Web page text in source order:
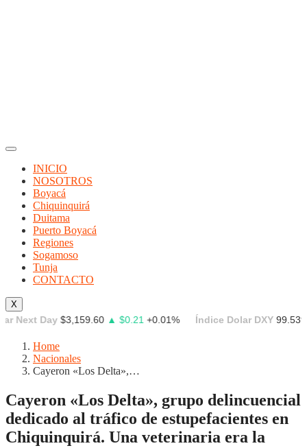
INICIO
NOSOTROS
Boyacá
Chiquinquirá
Duitama
Puerto Boyacá
Regiones
Sogamoso
Tunja
CONTACTO
X
Day $3,159.60 ▲ $0.21+0.01% Índice Dolar DXY 99.539 ▼ -
Home
Nacionales
Cayeron «Los Delta»,…
Cayeron «Los Delta», grupo delincuencial
dedicado al tráfico de estupefacientes en
Chiquinquirá. Una veterinaria era la